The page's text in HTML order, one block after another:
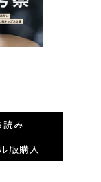
読み
版購入